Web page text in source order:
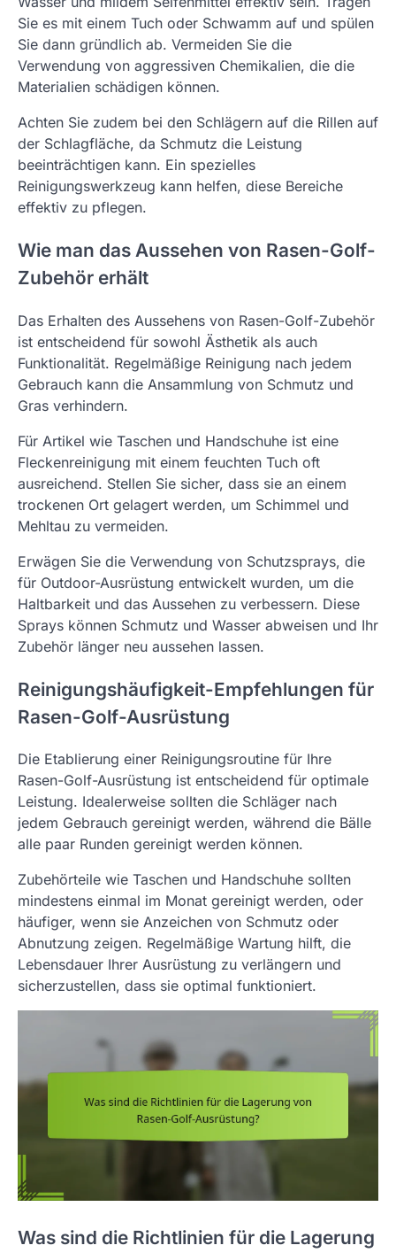
Sie es mit einem Tuch oder Schwamm auf und spülen
Sie dann gründlich ab. Vermeiden Sie die
Verwendung von aggressiven Chemikalien, die die
Materialien schädigen können.
Achten Sie zudem bei den Schlägern auf die Rillen auf
der Schlagfläche, da Schmutz die Leistung
beeinträchtigen kann. Ein spezielles
Reinigungswerkzeug kann helfen, diese Bereiche
effektiv zu pflegen.
Wie man das Aussehen von Rasen-Golf-
Zubehör erhält
Das Erhalten des Aussehens von Rasen-Golf-Zubehör
ist entscheidend für sowohl Ästhetik als auch
Funktionalität. Regelmäßige Reinigung nach jedem
Gebrauch kann die Ansammlung von Schmutz und
Gras verhindern.
Für Artikel wie Taschen und Handschuhe ist eine
Fleckenreinigung mit einem feuchten Tuch oft
ausreichend. Stellen Sie sicher, dass sie an einem
trockenen Ort gelagert werden, um Schimmel und
Mehltau zu vermeiden.
Erwägen Sie die Verwendung von Schutzsprays, die
für Outdoor-Ausrüstung entwickelt wurden, um die
Haltbarkeit und das Aussehen zu verbessern. Diese
Sprays können Schmutz und Wasser abweisen und Ihr
Zubehör länger neu aussehen lassen.
Reinigungshäufigkeit-Empfehlungen für
Rasen-Golf-Ausrüstung
Die Etablierung einer Reinigungsroutine für Ihre
Rasen-Golf-Ausrüstung ist entscheidend für optimale
Leistung. Idealerweise sollten die Schläger nach
jedem Gebrauch gereinigt werden, während die Bälle
alle paar Runden gereinigt werden können.
Zubehörteile wie Taschen und Handschuhe sollten
mindestens einmal im Monat gereinigt werden, oder
häufiger, wenn sie Anzeichen von Schmutz oder
Abnutzung zeigen. Regelmäßige Wartung hilft, die
Lebensdauer Ihrer Ausrüstung zu verlängern und
sicherzustellen, dass sie optimal funktioniert.
Was sind die Richtlinien für die Lagerung